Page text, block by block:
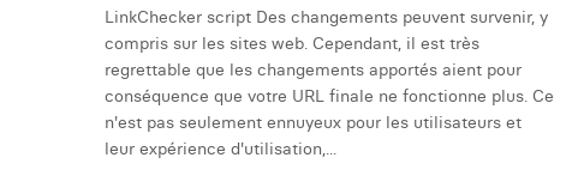
LinkChecker script Des changements peuvent survenir, y
compris sur les sites web. Cependant, il est très
regrettable que les changements apportés aient pour
conséquence que votre URL finale ne fonctionne plus. Ce
n'est pas seulement ennuyeux pour les utilisateurs et
leur expérience d'utilisation,...